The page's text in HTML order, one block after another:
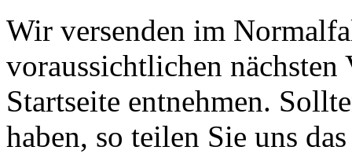
Wir versenden im
voraussichtlichen nächsten
Startseite entnehmen.
haben, so teilen Sie uns